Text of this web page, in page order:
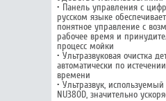
• Панель управления с
русском языке
понятное управление с
рабочее время и
процесс мойки
• Ультразвуковая очистка
автоматически по
времени
• Ультразвук, используемый
NU380D, значительно